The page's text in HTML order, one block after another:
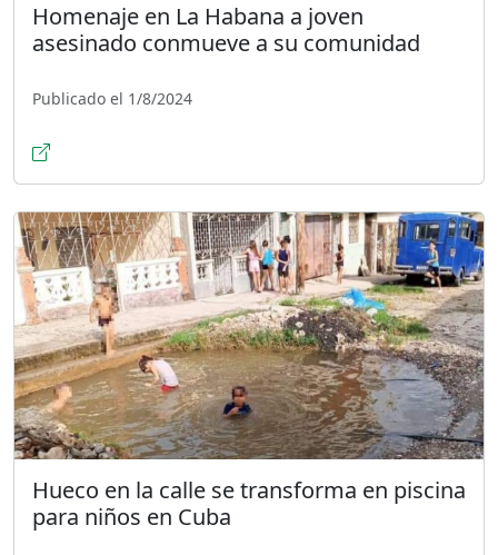
Homenaje en La Habana a joven
asesinado conmueve a su comunidad
Publicado el 1/8/2024
Hueco en la calle se transforma en piscina
para niños en Cuba